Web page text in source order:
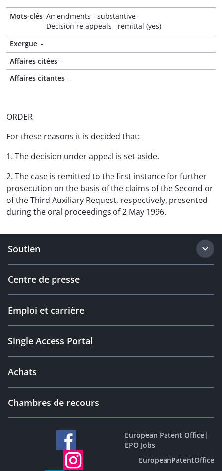
Mots-clés Amendments - substantive
Decision re appeals - remittal (yes)
Exergue -
Affaires citées -
Affaires citantes -
ORDER
For these reasons it is decided that:
1. The decision under appeal is set aside.
2. The case is remitted to the first instance for further
prosecution on the basis of the claims of the Second or
of the Third Auxiliary Request, respectively, presented
during the oral proceedings of 2 May 1996.
Soutien
Centre de presse
Emploi et carrière
Single Access Portal
Achats
Chambres de recours
European Patent Office|
EPO Jobs
EuropeanPatentOffice